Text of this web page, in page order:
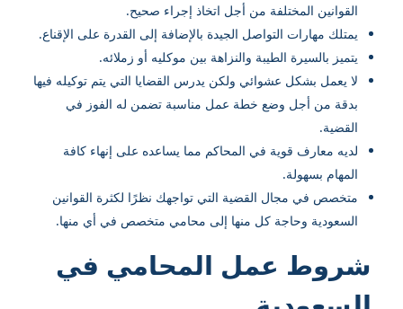
القوانين المختلفة من أجل اتخاذ إجراء صحيح.
يمتلك مهارات التواصل الجيدة بالإضافة إلى القدرة على الإقناع.
يتميز بالسيرة الطيبة والنزاهة بين موكليه أو زملائه.
لا يعمل بشكل عشوائي ولكن يدرس القضايا التي يتم توكيله فيها
بدقة من أجل وضع خطة عمل مناسبة تضمن له الفوز في
القضية.
لديه معارف قوية في المحاكم مما يساعده على إنهاء كافة
المهام بسهولة.
متخصص في مجال القضية التي تواجهك نظرًا لكثرة القوانين
السعودية وحاجة كل منها إلى محامي متخصص في أي منها.
شروط عمل المحامي في